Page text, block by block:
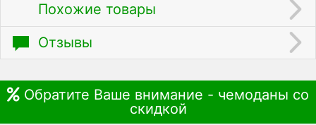
Похожие товары
Отзывы
Обратите Ваше внимание - чемоданы со
скидкой